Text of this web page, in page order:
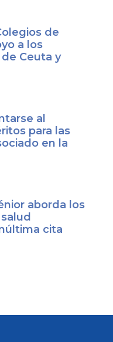
de
a los
Ceuta y
al
para las
en la
aborda los
cita